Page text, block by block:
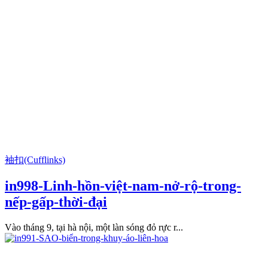
袖扣(Cufflinks)
in998-Linh-hồn-việt-nam-nở-rộ-trong-
nếp-gấp-thời-đại
Vào tháng 9, tại hà nội, một làn sóng đỏ rực r...